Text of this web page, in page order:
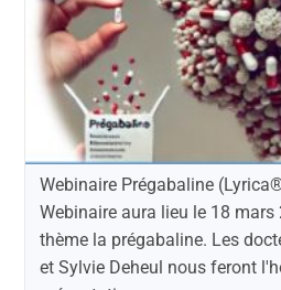
Webinaire Prégabaline
Webinaire aura lieu le 18
thème la prégabaline. Les
et Sylvie Deheul nous feront